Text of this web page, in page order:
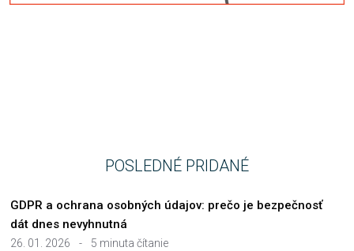
POSLEDNÉ PRIDANÉ
26. 01. 2026 - 5 minuta čítanie
GDPR a ochrana osobných údajov: prečo je bezpečnosť
dát dnes nevyhnutná